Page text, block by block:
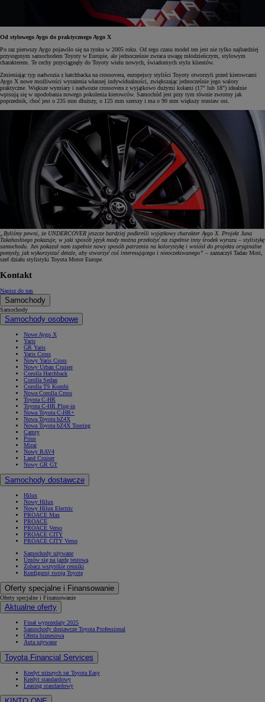
Od stylowego Aygo do praktycznego Aygo X
Po raz pierwszy Aygo pojawiło się na rynku w 2005 roku. Od tego czasu model ten jest nie tylko najbardziej
przystępnym samochodem Toyoty w Europie, ale jednocześnie zwraca uwagę młodzieńczym, stylowym
charakterem. Te cechy przyciągnęły do Toyoty wielu nowych, świadomych stylu klientów.
Zmieniając typ nadwozia z hatchbacka na crossovera, europejscy styliści Toyoty otworzyli przed kierowcami
Aygo X nowe możliwości wyrażenia własnej indywidualności, zwiększając jednocześnie jego walory
praktyczne. Większe wymiary i nadwozie crossovera z wyjątkowo dużymi kołami (17" lub 18") idealnie
wpisują się w upodobania nowego pokolenia kierowców. Samochód jest przy tym równie zwrotny jak
poprzednik, choć jest o 235 mm dłuższy, o 125 mm szerszy i ma o 90 mm większy rozstaw osi.
„Byliśmy pewni, że UNDERCOVER jeszcze bardziej podkreśli wyjątkowy charakter Aygo X. Projekt Juna
Takahashiego pokazuje, w jaki sposób język mody można przełożyć na zupełnie inny środek wyrazu – stylistykę
samochodu. Jun pokazał nam zupełnie nowy sposób patrzenia na kolorystykę i wniósł do projektu oryginalne
pomysły, jak wykorzystać detale, aby stworzyć coś interesującego i nieoczekiwanego” – zaznaczył Tadao Mori,
szef działu stylistyki Toyota Motor Europe.
Kontakt
Napisz do nas
Samochody
Samochody
Samochody osobowe
Nowe Aygo X
Yaris
GR Yaris
Yaris Cross
Nowy Yaris Cross
Nowy Urban Cruiser
Corolla Hatchback
Corolla Sedan
Corolla TS Kombi
Nowa Corolla Cross
Toyota C-HR
Toyota C-HR Plug-in
Nowa Toyota C-HR+
Nowa Toyota bZ4X
Nowa Toyota bZ4X Touring
Camry
Prius
Mirai
Nowy RAV4
Land Cruiser
Nowy GR GT
Samochody dostawcze
Hilux
Nowy Hilux
Nowy Hilux Electric
PROACE Max
PROACE
PROACE Verso
PROACE CITY
PROACE CITY Verso
Samochody używane
Umów się na jazdę testową
Zobacz wszystkie cenniki
Konfiguruj swoją Toyotę
Oferty specjalne i Finansowanie
Oferty specjalne i Finansowanie
Aktualne oferty
Finał wyprzedaży 2025
Samochody dostawcze Toyota Professional
Oferta biznesowa
Auta używane
Toyota Financial Services
Kredyt niższych rat Toyota Easy
Kredyt standardowy
Leasing standardowy